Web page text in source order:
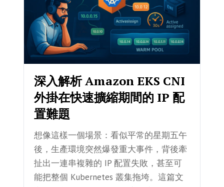
深入解析 Amazon EKS CNI
外掛在快速擴縮期間的 IP 配
置難題
想像這樣一個場景：看似平常的星期五午
後，生產環境突然爆發重大事件，背後牽
扯出一連串複雜的 IP 配置失敗，甚至可
能把整個 Kubernetes 叢集拖垮。這篇文